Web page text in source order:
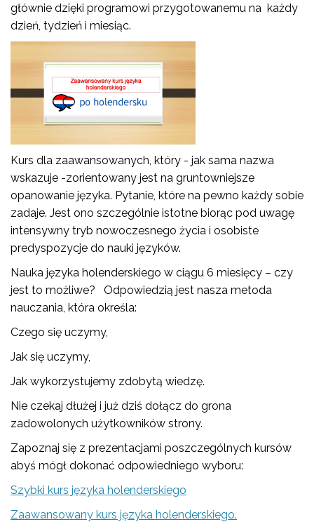
głównie dzięki programowi przygotowanemu na każdy
dzień, tydzień i miesiąc.
Kurs dla zaawansowanych, który - jak sama nazwa
wskazuje -zorientowany jest na gruntowniejsze
opanowanie języka. Pytanie, które na pewno każdy sobie
zadaje. Jest ono szczególnie istotne biorąc pod uwagę
intensywny tryb nowoczesnego życia i osobiste
predyspozycje do nauki języków.
Nauka języka holenderskiego w ciągu 6 miesięcy – czy
jest to możliwe? Odpowiedzią jest nasza metoda
nauczania, która określa:
Czego się uczymy,
Jak się uczymy,
Jak wykorzystujemy zdobytą wiedzę.
Nie czekaj dłużej i już dziś dołącz do grona
zadowolonych użytkowników strony.
Zapoznaj się z prezentacjami poszczególnych kursów
abyś mógł dokonać odpowiedniego wyboru:
Szybki kurs języka holenderskiego
Zaawansowany kurs języka holenderskiego.